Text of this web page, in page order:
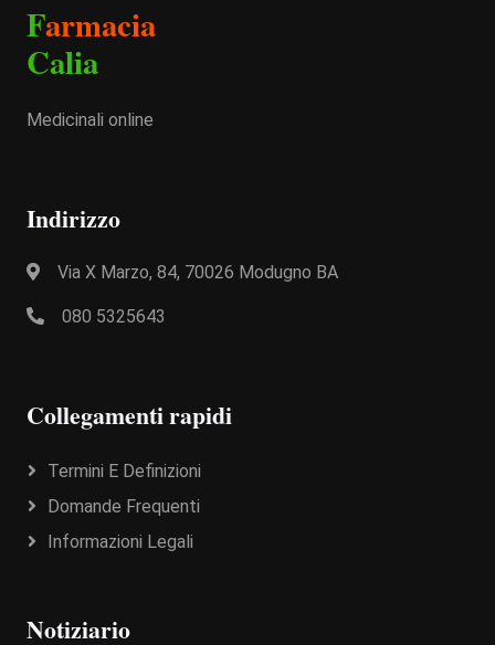
Farmacia
Calia
Medicinali online
Indirizzo
Via X Marzo, 84, 70026 Modugno BA
080 5325643
Collegamenti rapidi
Termini E Definizioni
Domande Frequenti
Informazioni Legali
Notiziario